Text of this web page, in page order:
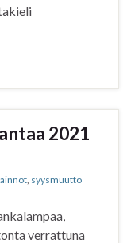
2021
syysmuutto
verrattuna